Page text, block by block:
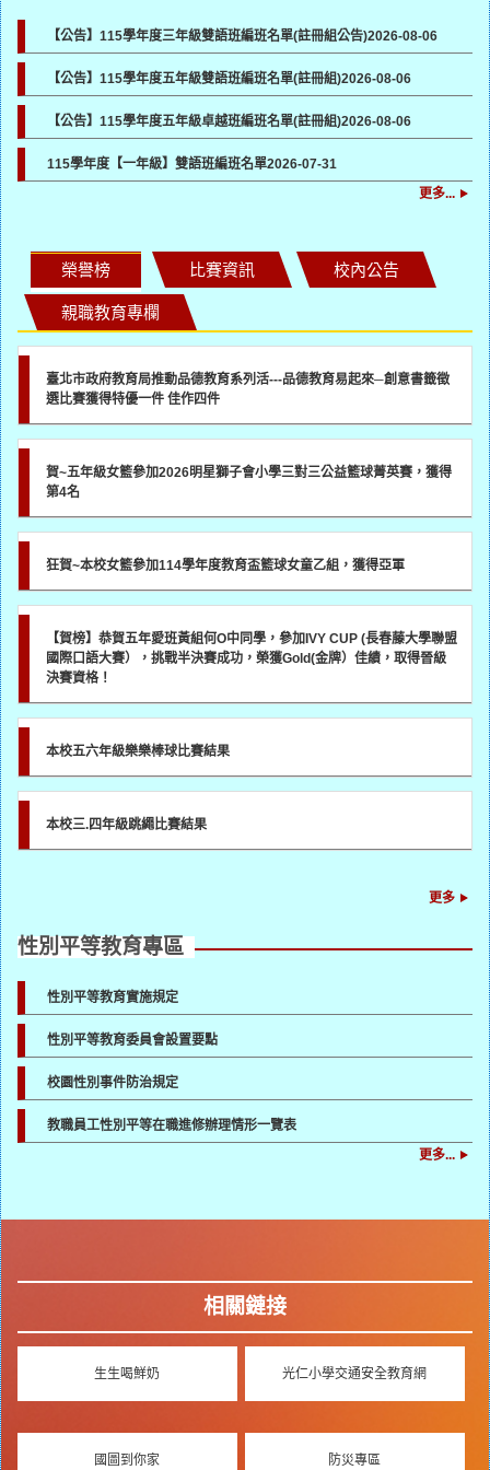
【公告】115學年度三年級雙語班編班名單(註冊組公告)2026-08-06
【公告】115學年度五年級雙語班編班名單(註冊組)2026-08-06
【公告】115學年度五年級卓越班編班名單(註冊組)2026-08-06
115學年度【一年級】雙語班編班名單2026-07-31
更多...
榮譽榜 比賽資訊 校內公告
親職教育專欄
臺北市政府教育局推動品德教育系列活---品德教育易起來─創意書籤徵
選比賽獲得特優一件 佳作四件
賀~五年級女籃參加2026明星獅子會小學三對三公益籃球菁英賽，獲得
第4名
狂賀~本校女籃參加114學年度教育盃籃球女童乙組，獲得亞軍
【賀榜】恭賀五年愛班黃組何O中同學，參加IVY CUP (長春藤大學聯盟
國際口語大賽），挑戰半決賽成功，榮獲Gold(金牌）佳績，取得晉級
決賽資格！
本校五六年級樂樂棒球比賽結果
本校三.四年級跳繩比賽結果
更多
性別平等教育專區
性別平等教育實施規定
性別平等教育委員會設置要點
校園性別事件防治規定
教職員工性別平等在職進修辦理情形一覽表
更多...
相關鏈接
生生喝鮮奶 光仁小學交通安全教育網
國圖到你家 防災專區